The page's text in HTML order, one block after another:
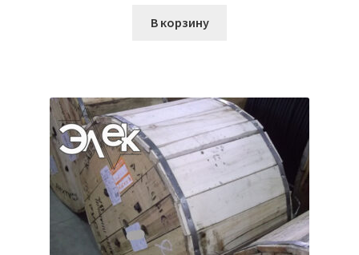
В корзину